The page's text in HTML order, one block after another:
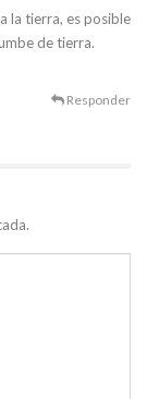
la tierra, es posible
de tierra.
Responder